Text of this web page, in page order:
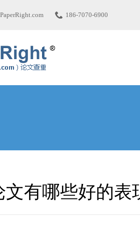
186-7070-6900
文有哪些好的表